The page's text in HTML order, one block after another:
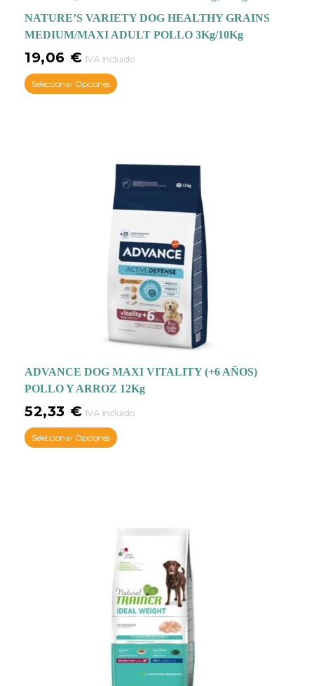
NATURE’S VARIETY DOG HEALTHY GRAINS
MEDIUM/MAXI ADULT POLLO 3Kg/10Kg
19,06 € IVA incluido
Seleccionar Opciones
ADVANCE DOG MAXI VITALITY (+6 AÑOS)
POLLO Y ARROZ 12Kg
52,33 € IVA incluido
Seleccionar Opciones